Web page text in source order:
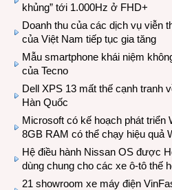
khủng” tới 1.000Hz ở FHD+
Doanh thu của các dịch vụ viễn
của Việt Nam tiếp tục gia tăng
Mẫu smartphone khái niệm
của Tecno
Dell XPS 13 mất thế cạnh tranh
Hàn Quốc
Microsoft có kế hoạch phát triển
8GB RAM có thể chạy hiệu quả
Hệ điều hành Nissan OS được
dùng chung cho các xe ô-tô thế
21 showroom xe máy điện